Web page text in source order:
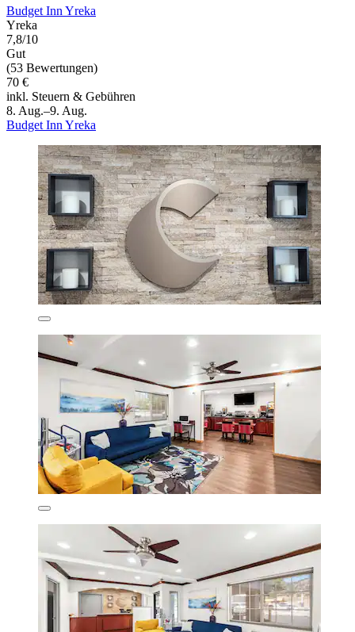
Budget Inn Yreka
Yreka
7,8/10
Gut
(53 Bewertungen)
70 €
inkl. Steuern & Gebühren
8. Aug.–9. Aug.
Budget Inn Yreka